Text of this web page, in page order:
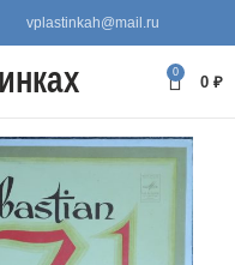
vplastinkah@mail.ru
0
0 ₽